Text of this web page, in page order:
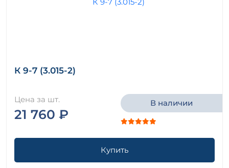
К 9-7 (3.015-2)
Цена за шт.
21 760 ₽
В наличии
Купить